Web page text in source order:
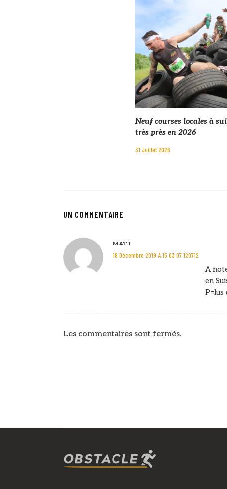
Neuf courses locales à
très près en 2026
31 Juillet 2026
UN COMMENTAIRE
MATT
19 Décembre 2019 À 15 03 07 120712
A
en
P=lus
Les commentaires sont fermés.